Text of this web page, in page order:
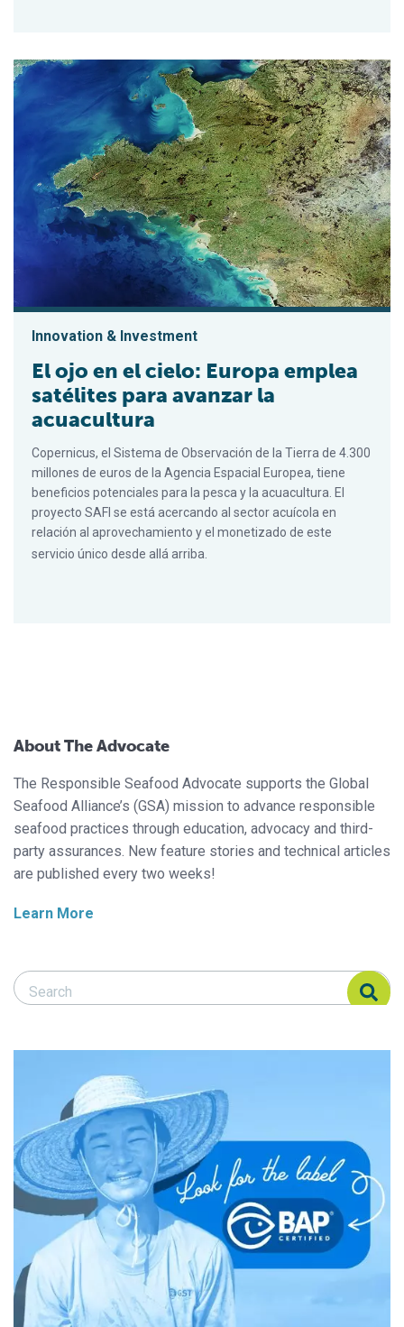
Innovation & Investment
El ojo en el cielo: Europa emplea
satélites para avanzar la
acuacultura
Copernicus, el Sistema de Observación de la Tierra de 4.300
millones de euros de la Agencia Espacial Europea, tiene
beneficios potenciales para la pesca y la acuacultura. El
proyecto SAFI se está acercando al sector acuícola en
relación al aprovechamiento y el monetizado de este
servicio único desde allá arriba.
About The Advocate
The Responsible Seafood Advocate supports the Global
Seafood Alliance’s (GSA) mission to advance responsible
seafood practices through education, advocacy and third-
party assurances. New feature stories and technical articles
are published every two weeks!
Learn More
Search Responsible Seafood Advocate
Search Responsible Seafood Advocate